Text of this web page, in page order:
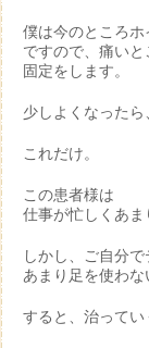
僕は今のところホ
ですので、痛い
固定をします。
少しよくなったら
これだけ。
この患者様は
仕事が忙しくあま
しかし、ご自分
あまり足を使わな
すると、治ってい